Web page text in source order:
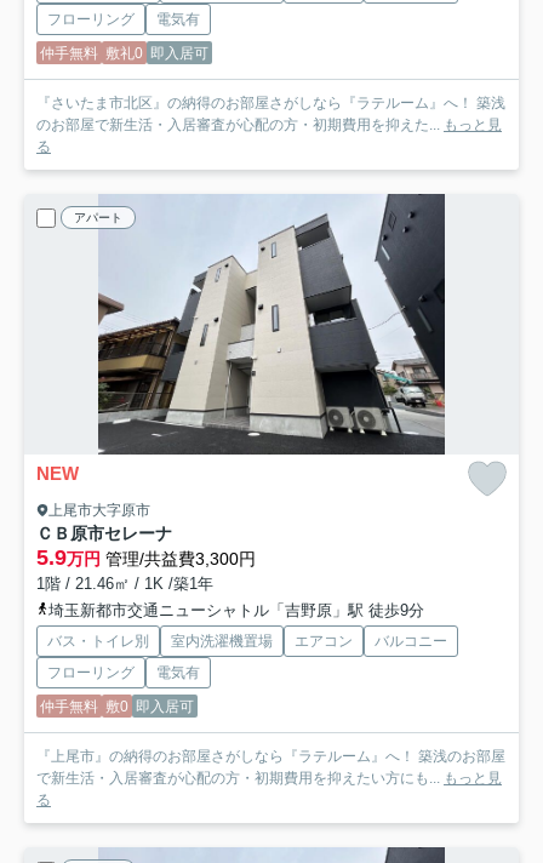
フローリング
電気有
仲手無料 敷礼0 即入居可
『さいたま市北区』の納得のお部屋さがしなら『ラテルーム』へ！ 築浅
のお部屋で新生活・入居審査が心配の方・初期費用を抑えた... もっと見
る
アパート
NEW
上尾市大字原市
ＣＢ原市セレーナ
5.9万円 管理/共益費3,300円
1階 / 21.46㎡ / 1K /築1年
埼玉新都市交通ニューシャトル「吉野原」駅 徒歩9分
バス・トイレ別 室内洗濯機置場 エアコン
バルコニー
フローリング
電気有
仲手無料 敷0 即入居可
『上尾市』の納得のお部屋さがしなら『ラテルーム』へ！ 築浅のお部屋
で新生活・入居審査が心配の方・初期費用を抑えたい方にも... もっと見
る